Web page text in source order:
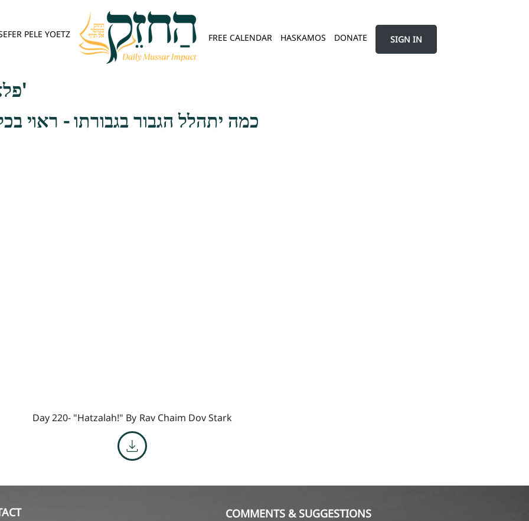
PELE YOETZ FREE CALENDAR HASKAMOS DONATE SIGN IN
פלא יועץ - אות ה'
כמה יתהלל הגבור בגבורתו - ראוי
Day 220- "Hatzalah!" By Rav Chaim Dov Stark
COMMENTS & SUGGESTIONS